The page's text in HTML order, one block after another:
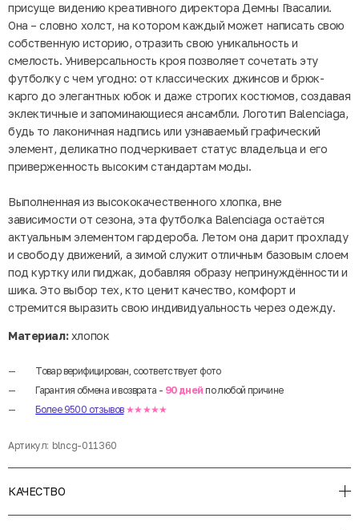
присуще видению креативного директора Демны Гвасалии.
Она – словно холст, на котором каждый может написать свою
собственную историю, отразить свою уникальность и
смелость. Универсальность кроя позволяет сочетать эту
футболку с чем угодно: от классических джинсов и брюк-
карго до элегантных юбок и даже строгих костюмов, создавая
эклектичные и запоминающиеся ансамбли. Логотип Balenciaga,
будь то лаконичная надпись или узнаваемый графический
элемент, деликатно подчеркивает статус владельца и его
приверженность высоким стандартам моды.
Выполненная из высококачественного хлопка, вне
зависимости от сезона, эта футболка Balenciaga остаётся
актуальным элементом гардероба. Летом она дарит прохладу
и свободу движений, а зимой служит отличным базовым слоем
под куртку или пиджак, добавляя образу непринуждённости и
шика. Это выбор тех, кто ценит качество, комфорт и
стремится выразить свою индивидуальность через одежду.
Материал:хлопок
Товар верифицирован, соответствует фото
Гарантия обмена и возврата - 90 дней по любой причине
Более 9500 отзывов ★★★★★
Артикул: blncg-011360
КАЧЕСТВО